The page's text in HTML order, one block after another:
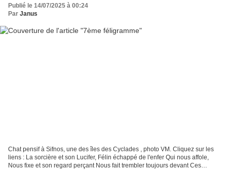
Publié le 14/07/2025 à 00:24
Par Janus
Chat pensif à Sifnos, une des îles des Cyclades , photo VM. Cliquez sur les
liens : La sorcière et son Lucifer, Félin échappé de l'enfer Qui nous affole,
Nous fixe et son regard perçant Nous fait trembler toujours devant Ces